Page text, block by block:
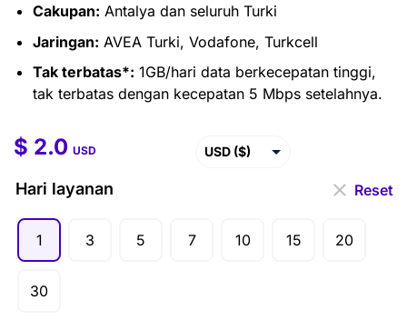
Cakupan: Antalya dan seluruh Turki
Jaringan: AVEA Turki, Vodafone, Turkcell
Tak terbatas*: 1GB/hari data berkecepatan tinggi,
tak terbatas dengan kecepatan 5 Mbps setelahnya.
$ 2.0 –$ USD ($)
AUD ($)
Hari layanan
1 3 5 7 10 15 20
30
Reset
$ 2.0 USD